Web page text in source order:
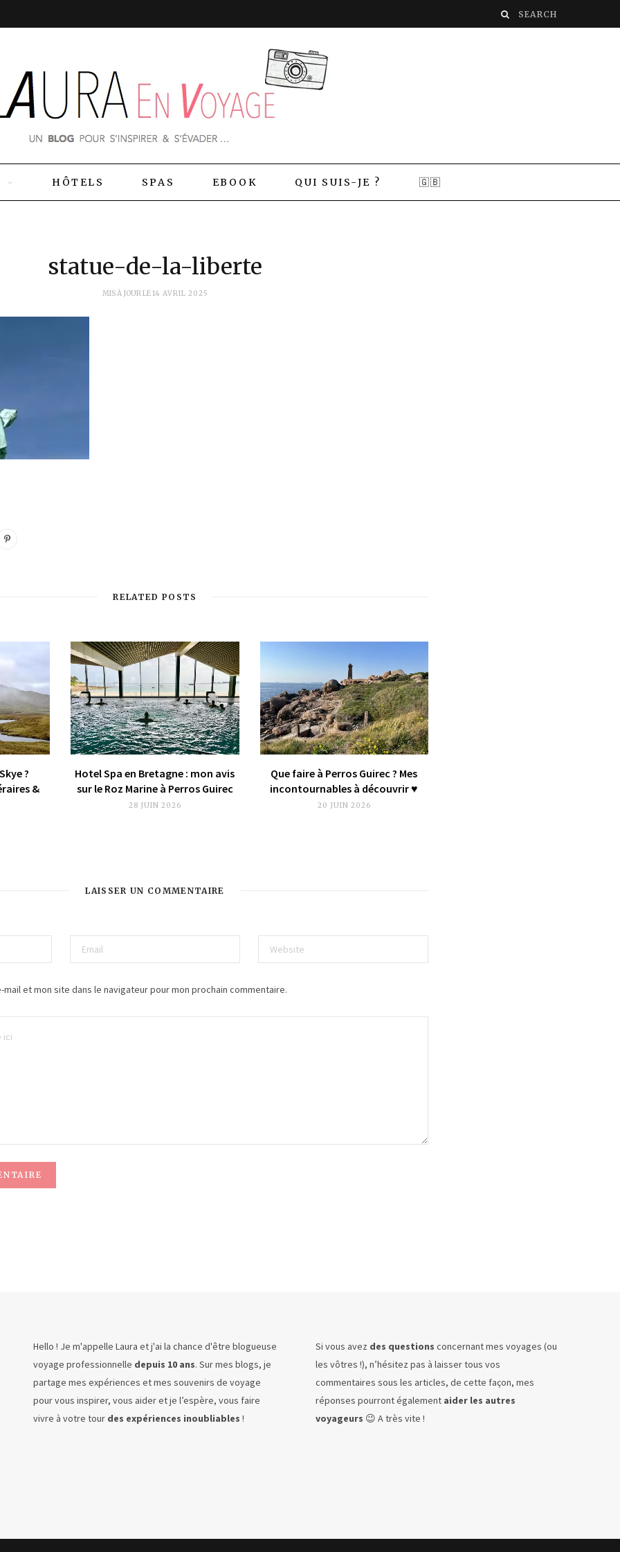
HÔTELS SPAS EBOOK QUI SUIS-JE ? 🇬🇧
statue-de-la-liberte
MIS À JOUR LE14 AVRIL 2025
RELATED POSTS
?
&
Hotel Spa en Bretagne : mon avis
sur le Roz Marine à Perros Guirec
28 JUIN 2026
Que faire à Perros Guirec ? Mes
incontournables à découvrir ♥︎
20 JUIN 2026
LAISSER UN COMMENTAIRE
et mon site dans le navigateur pour mon prochain commentaire.
Hello ! Je m'appelle Laura et j'ai la chance d'être blogueuse
voyage professionnelle depuis 10 ans. Sur mes blogs, je
partage mes expériences et mes souvenirs de voyage
pour vous inspirer, vous aider et je l’espère, vous faire
vivre à votre tour des expériences inoubliables !
Si vous avez des questions concernant mes voyages (ou
les vôtres !), n’hésitez pas à laisser tous vos
commentaires sous les articles, de cette façon, mes
réponses pourront également aider les autres
voyageurs 😉 A très vite !